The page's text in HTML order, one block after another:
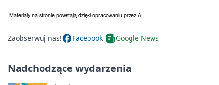
Zaobserwuj nas! Facebook Google News
Nadchodzące wydarzenia